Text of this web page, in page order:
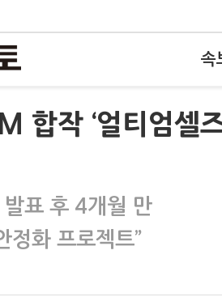
속
합작 ‘얼티엄셀
발표 후 4개월 만
정화 프로젝트”